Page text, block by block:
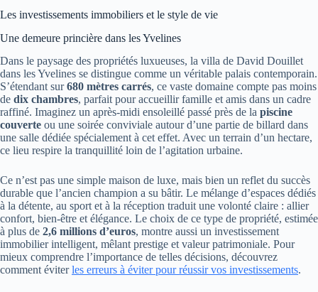
Les investissements immobiliers et le style de vie
Une demeure princière dans les Yvelines
Dans le paysage des propriétés luxueuses, la villa de David Douillet
dans les Yvelines se distingue comme un véritable palais contemporain.
S’étendant sur680 mètres carrés, ce vaste domaine compte pas moins
de dix chambres, parfait pour accueillir famille et amis dans un cadre
raffiné. Imaginez un après-midi ensoleillé passé près de la piscine
couverte ou une soirée conviviale autour d’une partie de billard dans
une salle dédiée spécialement à cet effet. Avec un terrain d’un hectare,
ce lieu respire la tranquillité loin de l’agitation urbaine.
Ce n’est pas une simple maison de luxe, mais bien un reflet du succès
durable que l’ancien champion a su bâtir. Le mélange d’espaces dédiés
à la détente, au sport et à la réception traduit une volonté claire : allier
confort, bien-être et élégance. Le choix de ce type de propriété, estimée
à plus de 2,6 millions d’euros, montre aussi un investissement
immobilier intelligent, mêlant prestige et valeur patrimoniale. Pour
mieux comprendre l’importance de telles décisions, découvrez
comment éviterles erreurs à éviter pour réussir vos investissements.